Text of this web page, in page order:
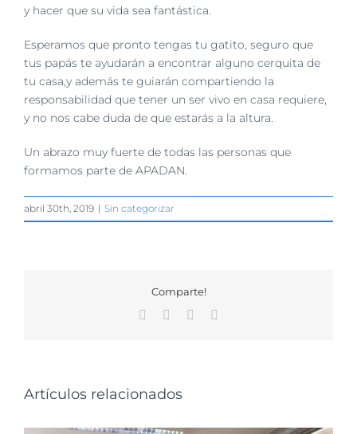
y hacer que su vida sea fantástica.
Esperamos que pronto tengas tu gatito, seguro que
tus papás te ayudarán a encontrar alguno cerquita de
tu casa,y además te guiarán compartiendo la
responsabilidad que tener un ser vivo en casa requiere,
y no nos cabe duda de que estarás a la altura.
Un abrazo muy fuerte de todas las personas que
formamos parte de APADAN.
abril 30th, 2019 | Sin categorizar
Comparte!
Facebook WhatsApp
Artículos relacionados